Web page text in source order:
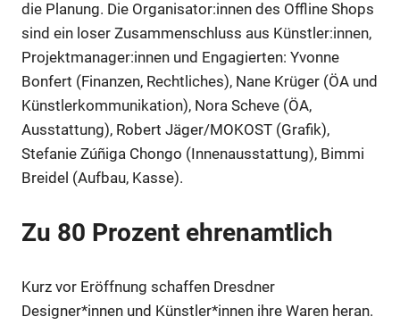
die Planung. Die Organisator:innen des Offline Shops
sind ein loser Zusammenschluss aus Künstler:innen,
Projektmanager:innen und Engagierten: Yvonne
Bonfert (Finanzen, Rechtliches), Nane Krüger (ÖA und
Künstlerkommunikation), Nora Scheve (ÖA,
Ausstattung), Robert Jäger/MOKOST (Grafik),
Stefanie Zúñiga Chongo (Innenausstattung), Bimmi
Breidel (Aufbau, Kasse).
Zu 80 Prozent ehrenamtlich
Kurz vor Eröffnung schaffen Dresdner
Designer*innen und Künstler*innen ihre Waren heran.